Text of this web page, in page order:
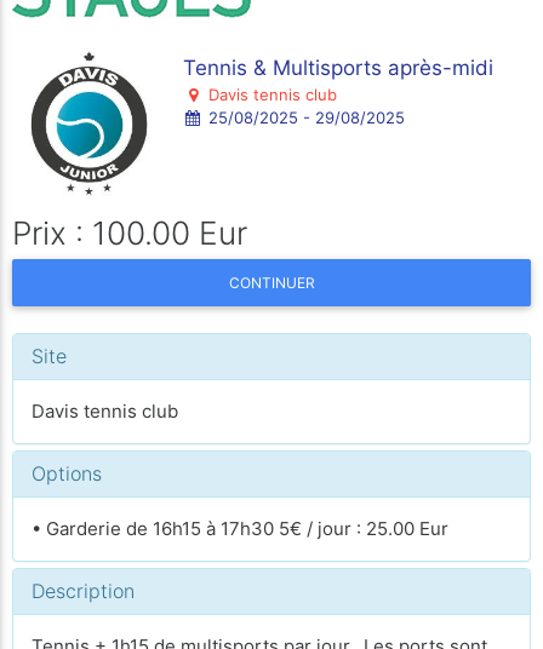
Tennis & Multisports après-midi
Davis tennis club
25/08/2025 - 29/08/2025
Prix : 100.00 Eur
CONTINUER
Site
Davis tennis club
Options
• Garderie de 16h15 à 17h30 5€ / jour : 25.00 Eur
Description